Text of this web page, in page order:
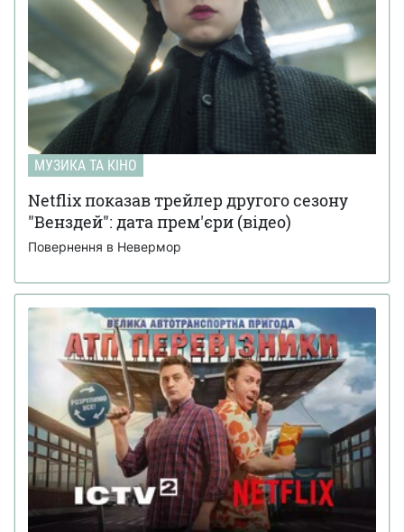
МУЗИКА ТА КІНО
Netflix показав трейлер другого сезону
"Венздей": дата прем'єри (відео)
Повернення в Невермор